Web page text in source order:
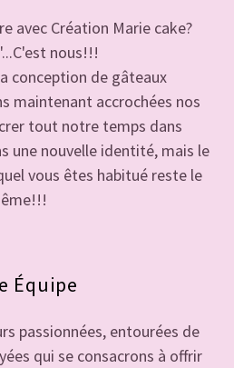
avec Création Marie cake?
nous!!!
conception de gâteaux
maintenant accrochées nos
tout notre temps dans
une nouvelle identité, mais le
vous êtes habitué reste le
Équipe
passionnées, entourées de
qui se consacrons à offrir